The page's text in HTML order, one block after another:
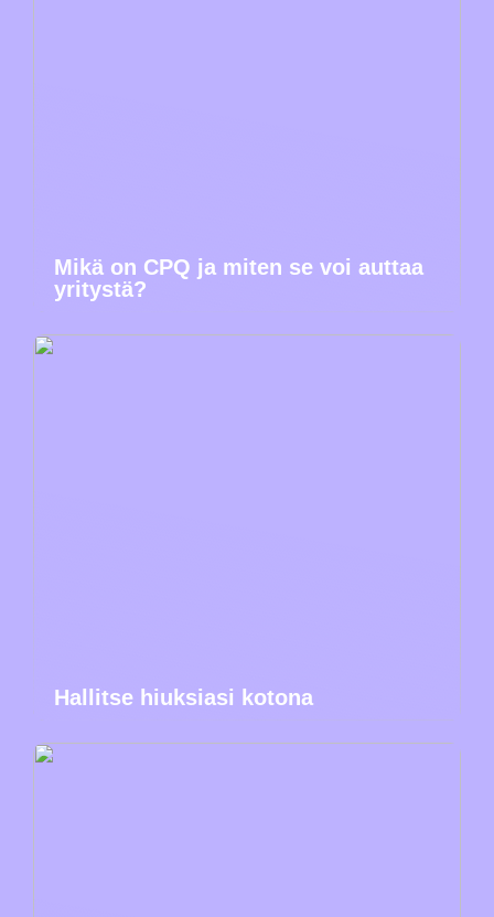
Mikä on CPQ ja miten se voi auttaa
yritystä?
Hallitse hiuksiasi kotona